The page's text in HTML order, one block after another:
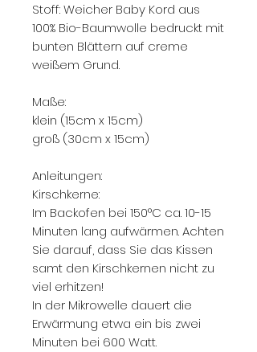
Stoff: Weicher Baby Kord aus
100% Bio-Baumwolle bedruckt mit
bunten Blättern auf creme
weißem Grund.
Maße:
klein (15cm x 15cm)
groß (30cm x 15cm)
Anleitungen:
Kirschkerne:
Im Backofen bei 150°C ca. 10-15
Minuten lang aufwärmen. Achten
Sie darauf, dass Sie das Kissen
samt den Kirschkernen nicht zu
viel erhitzen!
In der Mikrowelle dauert die
Erwärmung etwa ein bis zwei
Minuten bei 600 Watt.